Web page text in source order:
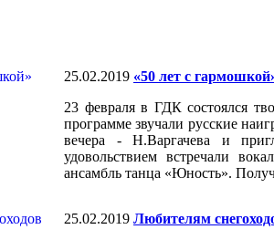
25.02.2019 «50 лет с
23 февраля в ГДК состоялся
программе звучали русские
вечера - Н.Варгачева и
удовольствием встречали
ансамбль танца «Юность».
25.02.2019 Любителям